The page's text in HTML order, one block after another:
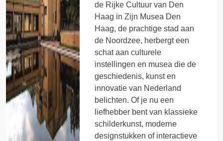
de Rijke Cultuur van Den
Haag in Zijn Musea Den
Haag, de prachtige stad aan
de Noordzee, herbergt een
schat aan culturele
instellingen en musea die de
geschiedenis, kunst en
innovatie van Nederland
belichten. Of je nu een
liefhebber bent van klassieke
schilderkunst, moderne
designstukken of interactieve